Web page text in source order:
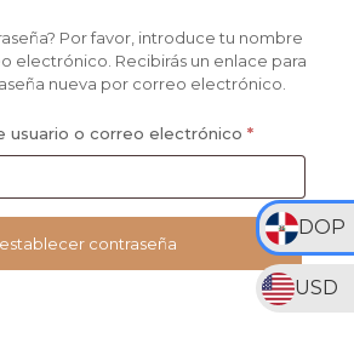
DOP
USD
Por favor, introduce tu nombre
electrónico. Recibirás un enlace para
nueva por correo electrónico.
usuario o correo electrónico *Obligatorio
contraseña